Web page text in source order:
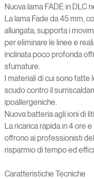
Nuova lama FADE in DLC
La lama Fade da 45 mm,
allungata, supporta i
per eliminare le linee e
inclinata poco profonda
sfumature.
I materiali di cui sono fatte
scudo contro il
ipoallergeniche.
Nuova batteria agli ioni di
La ricarica rapida in 4 ore
offrono ai professionisti
risparmio di tempo ed
Caratteristiche Tecniche